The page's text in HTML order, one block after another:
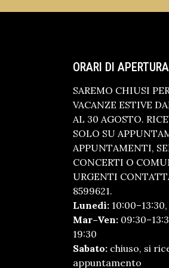
ORARI DI APERTURA
SAREMO CHIUSI
VACANZE ESTIVE
AL 30 AGOSTO.
SOLO SU
APPUNTAMENTI,
CONCERTI O
URGENTI
8599621.
Lunedì:
Mar–Ven:
19:30
Sabato: chiuso, si
appuntamento